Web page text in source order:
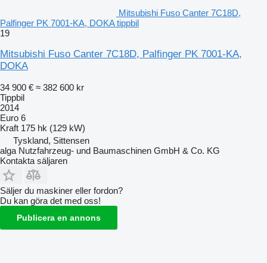
Mitsubishi Fuso Canter 7C18D,
Palfinger PK 7001-KA, DOKA tippbil
19
Mitsubishi Fuso Canter 7C18D, Palfinger PK 7001-KA,
DOKA
34 900 € ≈ 382 600 kr
Tippbil
2014
Euro 6
Kraft 175 hk (129 kW)
Tyskland, Sittensen
alga Nutzfahrzeug- und Baumaschinen GmbH & Co. KG
Kontakta säljaren
Säljer du maskiner eller fordon?
Du kan göra det med oss!
Publicera en annons